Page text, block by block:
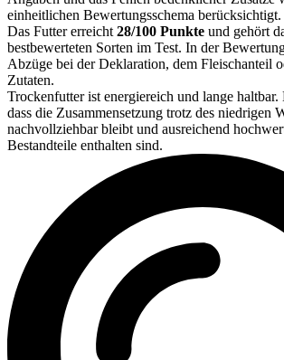
einheitlichen Bewertungsschema berücksichtigt.
Das Futter erreicht 28/100 Punkte und gehört
bestbewerteten Sorten im Test. In der
Abzüge bei der Deklaration, dem Fleischanteil
Zutaten.
Trockenfutter ist energiereich und lange haltbar.
dass die Zusammensetzung trotz des niedrigen
nachvollziehbar bleibt und ausreichend
Bestandteile enthalten sind.